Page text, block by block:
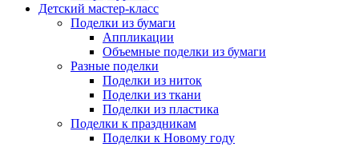
Детский мастер-класс
Поделки из бумаги
Аппликации
Объемные поделки из бумаги
Разные поделки
Поделки из ниток
Поделки из ткани
Поделки из пластика
Поделки к праздникам
Поделки к Новому году